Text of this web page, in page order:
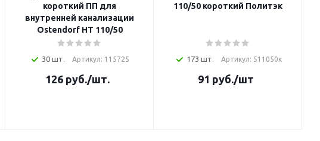
короткий ПП для
внутренней канализации
Ostendorf HT 110/50
30 шт. Артикул: 115725
126 руб./шт.
110/50 короткий Политэк
173 шт. Артикул: 511050к
91 руб./шт